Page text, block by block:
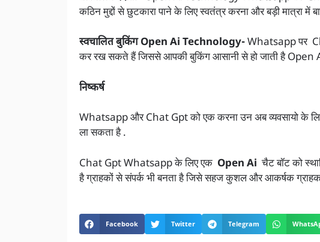
कठिन मुद्दों से छुटकारा पाने के लिए स्वतंत्र करना और बड़ी मात्रा में
स्वचालित बुकिंग Open Ai Technology-Whatsapp पर
कर रख सकते हैं जिससे आपकी बुकिंग आसानी से हो जाती है
निष्कर्ष
Whatsapp और Chat Gpt को एक करना उन अब व्यवसायो के लिए
ला सकता है .
Chat Gpt Whatsapp के लिए एक Open Ai चैट बॉट को
है ग्राहकों से संपर्क भी बनता है जिसे सहज कुशल और आकर्षक
Facebook Twitter Telegram